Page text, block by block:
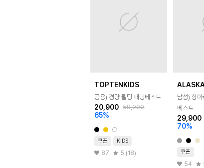
TOPTENKIDS
공용) 경량 퀼팅 패딩베스트
20,900 59,900
65%
쿠폰 KIDS
87 5 (18)
ALASKA
남성) 항
베스트
29,900
70%
쿠폰
54